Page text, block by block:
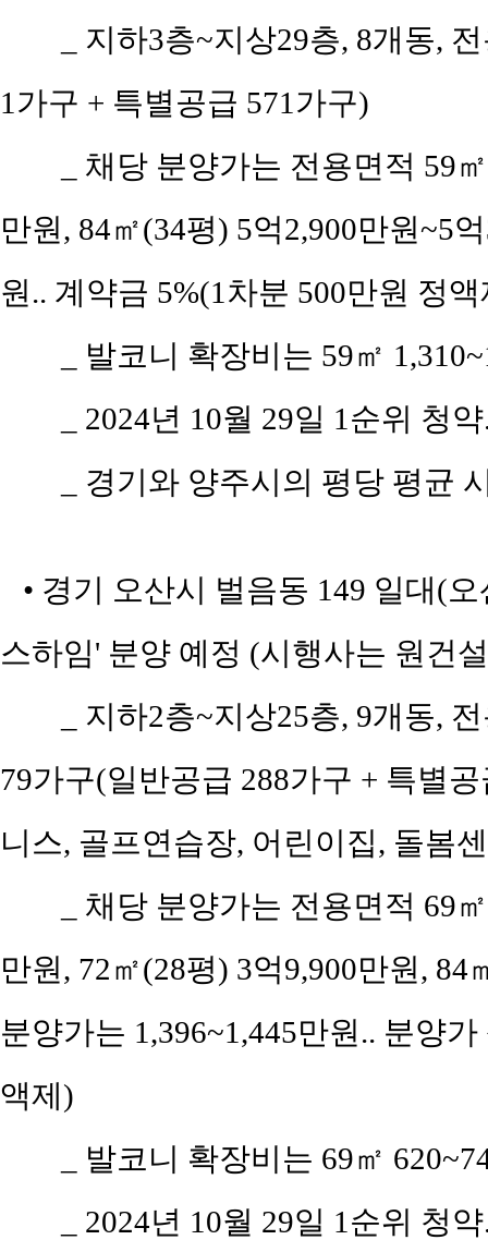
_ 지하3층~지상29층, 8개동,
1가구 + 특별공급 571가구)
_ 채당 분양가는 전용면적 59
만원, 84㎡(34평) 5억2,900만원~5
원.. 계약금 5%(1차분 500만원 정
_ 발코니 확장비는 59㎡
_ 2024년 10월 29일 1순위 청
_ 경기와 양주시의 평당 평균
• 경기 오산시 벌음동 149 일대(
스하임' 분양 예정 (시행사는 원건
_ 지하2층~지상25층, 9개동,
79가구(일반공급 288가구 + 특별
니스, 골프연습장, 어린이집, 돌봄
_ 채당 분양가는 전용면적 69
만원, 72㎡(28평) 3억9,900만원,
분양가는 1,396~1,445만원.. 분양
액제)
_ 발코니 확장비는 69㎡
_ 2024년 10월 29일 1순위 청